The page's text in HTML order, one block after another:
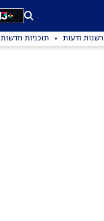
ודעות תוכניות חדשות 13